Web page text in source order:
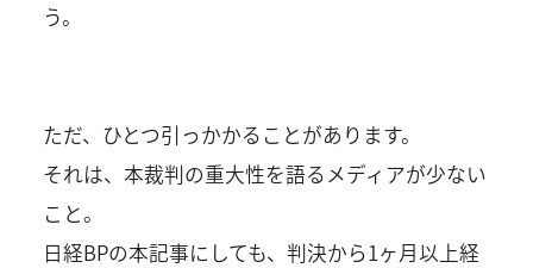
う。
ただ、ひとつ引っかかることがあります。
それは、本裁判の重大性を語るメディアが少ない
こと。
日経BPの本記事にしても、判決から1ヶ月以上経